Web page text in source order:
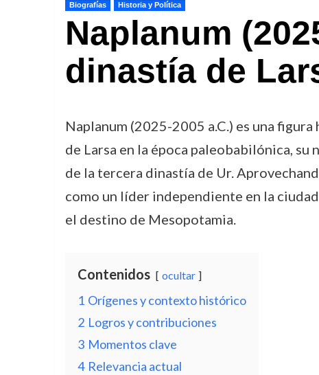
Biografías Historia y Política
Naplanum
dinastía de
Naplanum (2025-2005 a.C.) es una
de Larsa en la época paleobabilónica,
de la tercera dinastía de Ur.
como un líder independiente en la
el destino de Mesopotamia.
Contenidos ocultar
1 Orígenes y contexto histórico
2 Logros y contribuciones
3 Momentos clave
4 Relevancia actual